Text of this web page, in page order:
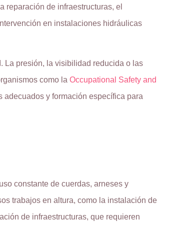
reparación de infraestructuras, el
en instalaciones hidráulicas
La presión, la visibilidad reducida o las
como la Occupational Safety and
y formación específica para
constante de cuerdas, arneses y
trabajos en altura, como la instalación de
de infraestructuras, que requieren